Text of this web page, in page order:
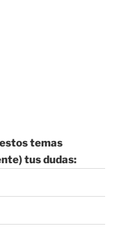
temas
tus dudas: